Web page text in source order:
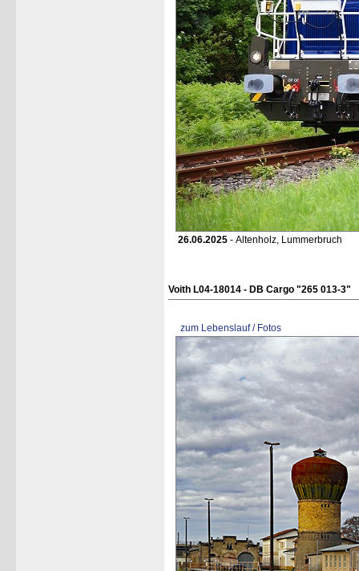
26.06.2025 - Altenholz, Lummerbruch
Voith L04-18014 - DB Cargo "265 013-3"
zum Lebenslauf / Fotos